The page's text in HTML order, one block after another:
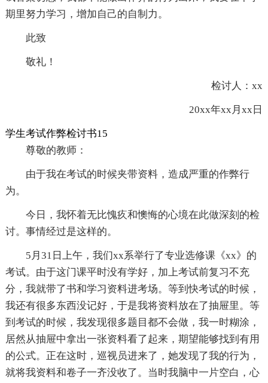
期里努力学习，增加自己的自制力。
此致
敬礼！
检讨人：xx
20xx年xx月xx日
学生考试作弊检讨书15
尊敬的教师：
由于我在考试的时候夹带资料，造成严重的作弊行
为。
今日，我怀着无比愧疚和懊悔的心境在此做深刻的检
讨。事情经过是这样的。
5月31日上午，我们xx系举行了专业选修课《xx》的
考试。由于这门课平时没有学好，加上考试前复习不充
分，我就带了书和学习资料进考场。等到快考试的时候，
我还有很多东西没记好，于是我将资料放在了抽屉里。等
到考试的时候，我发现很多题目都不会做，我一时糊涂，
居然从抽屉中拿出一张资料看了起来，期望能够找到有用
的公式。正在这时，巡视员进来了，她发现了我的行为，
就将我资料和卷子一齐没收了。当时我脑中一片空白，心